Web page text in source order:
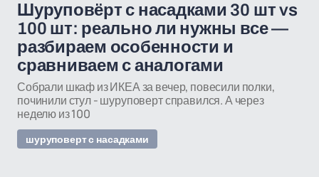
Шуруповёрт с насадками 30 шт vs
100 шт: реально ли нужны все —
разбираем особенности и
сравниваем с аналогами
Собрали шкаф из ИКЕА за вечер, повесили полки,
починили стул - шуруповерт справился. А через
неделю из 100
шуруповерт с насадками